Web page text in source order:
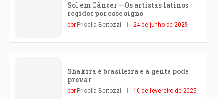
Sol em Câncer – Os artistas latinos
regidos por esse signo
por Priscila Bertozzi 24 de junho de 2025
Shakira é brasileira e a gente pode
provar
por Priscila Bertozzi 10 de fevereiro de 2025